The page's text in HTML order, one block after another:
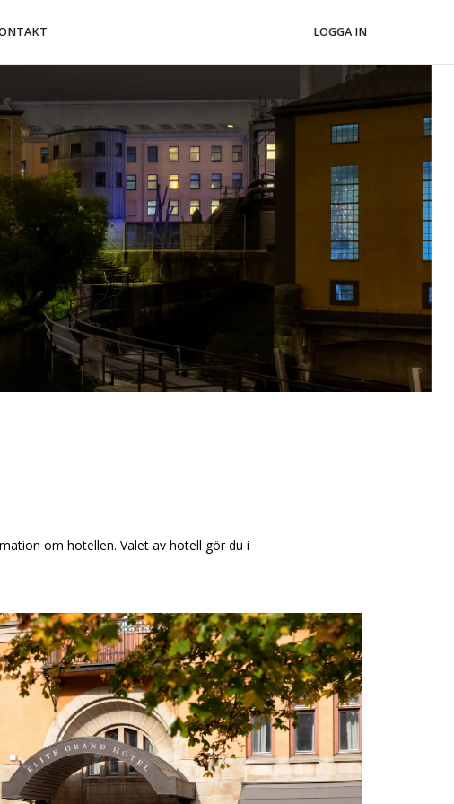
LOGGA IN
om hotellen. Valet av hotell gör du i